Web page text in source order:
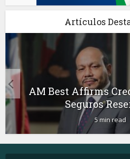
Artículos
AM Best Affirms
Seguros
5 min read